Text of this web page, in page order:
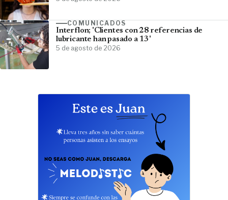
COMUNICADOS
Interflon; 'Clientes con 28 referencias de
lubricante han pasado a 13'
5 de agosto de 2026